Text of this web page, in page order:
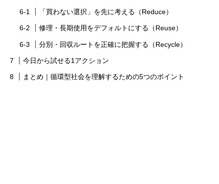
「買わない選択」を先に考える（Reduce）
修理・長期使用をデフォルトにする（Reuse）
分別・回収ルートを正確に把握する（Recycle）
今日から試せる1アクション
まとめ｜循環型社会を理解するための5つのポイント